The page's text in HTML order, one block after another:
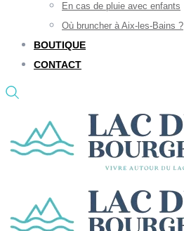
En cas de pluie avec enfants
Où bruncher à Aix-les-Bains ?
BOUTIQUE
CONTACT